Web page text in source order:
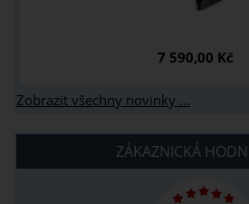
7 590,00 Kč
Zobrazit všechny novinky ...
ZÁKAZNICKÁ